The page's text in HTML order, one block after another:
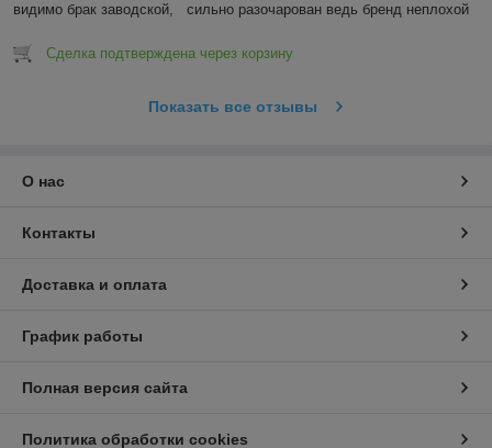
видимо брак заводской,   сильно разочарован ведь бренд неплохой
Сделка подтверждена через корзину
Показать все отзывы
О нас
Контакты
Доставка и оплата
График работы
Полная версия сайта
Политика обработки cookies